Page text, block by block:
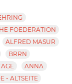
FOEDERATION
ALFRED MASUR
BRRN
ANNA
- ALTSEITE